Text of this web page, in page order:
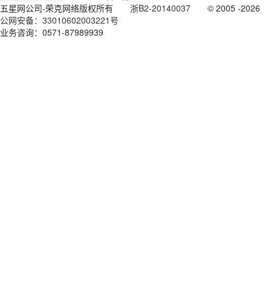
五星网公司-荣克网络版权所有 浙B2-20140037 © 2005 -2026
公网安备：33010602003221号
业务咨询： 0571-87989939